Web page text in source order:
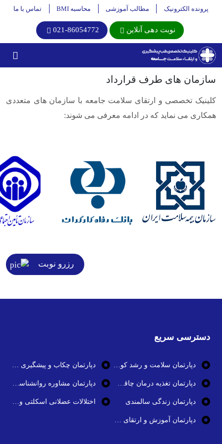
پرونده الکترونیک مطالب آموزشی محاسبه BMI تماس با ما
نوبت دهی آنلاین 021-86054772
سازمان های طرف قرارداد
کلینیک تخصصی و ارتقای سلامت جامعه با سازمان های متعددی
همکاری می نماید که در ادامه معرفی می شوند:
رزرو نوبت
دسترسی سریع
دپارتمان سلامت و رشد کودک دپارتمان چکاب و پیشگیری از بیماری ها
دپارتمان تغذیه درمان چاقی و تناسب اندام دپارتمان مشاوره روانشناسی و سلامت روان
دپارتمان زندگی سالمندی اختلالات عضلانی اسکلتی و بیماری های استخوان و مفاصل
دپارتمان آموزش و ارتقای سلامت